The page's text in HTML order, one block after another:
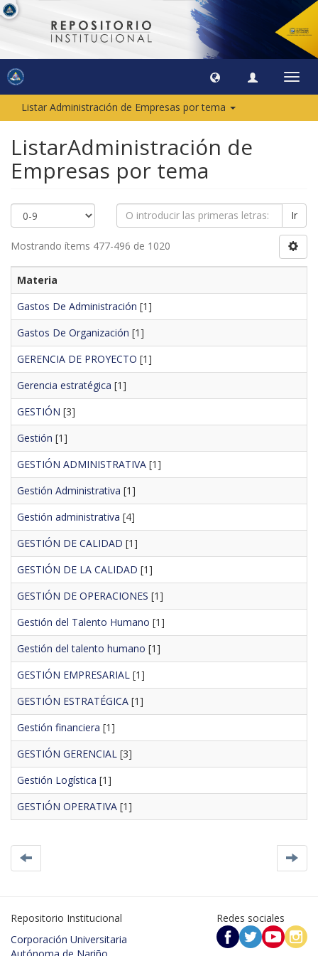
Listar Administración de Empresas por tema
ListarAdministración de
Empresas por tema
Ir
Mostrando ítems 477-496 de 1020
Materia
Gastos De Administración [1]
Gastos De Organización [1]
GERENCIA DE PROYECTO [1]
Gerencia estratégica [1]
GESTIÓN [3]
Gestión [1]
GESTIÓN ADMINISTRATIVA [1]
Gestión Administrativa [1]
Gestión administrativa [4]
GESTIÓN DE CALIDAD [1]
GESTIÓN DE LA CALIDAD [1]
GESTIÓN DE OPERACIONES [1]
Gestión del Talento Humano [1]
Gestión del talento humano [1]
GESTIÓN EMPRESARIAL [1]
GESTIÓN ESTRATÉGICA [1]
Gestión financiera [1]
GESTIÓN GERENCIAL [3]
Gestión Logística [1]
GESTIÓN OPERATIVA [1]
Repositorio Institucional
Corporación Universitaria
Redes sociales